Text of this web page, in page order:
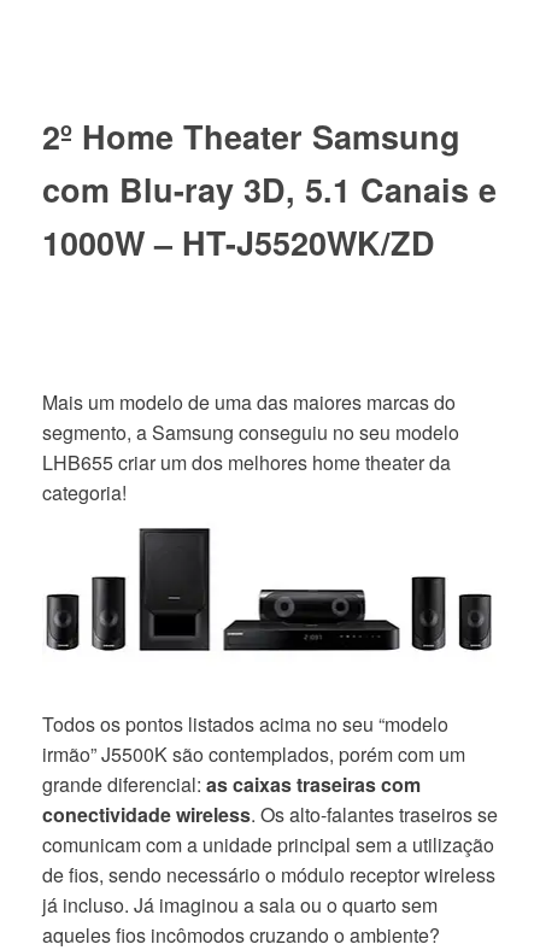
2º Home Theater Samsung
com Blu-ray 3D, 5.1 Canais e
1000W – HT-J5520WK/ZD
Mais um modelo de uma das maiores marcas do
segmento, a Samsung conseguiu no seu modelo
LHB655 criar um dos melhores home theater da
categoria!
Todos os pontos listados acima no seu “modelo
irmão” J5500K são contemplados, porém com um
grande diferencial: as caixas traseiras com
conectividade wireless. Os alto-falantes traseiros se
comunicam com a unidade principal sem a utilização
de fios, sendo necessário o módulo receptor wireless
já incluso. Já imaginou a sala ou o quarto sem
aqueles fios incômodos cruzando o ambiente?